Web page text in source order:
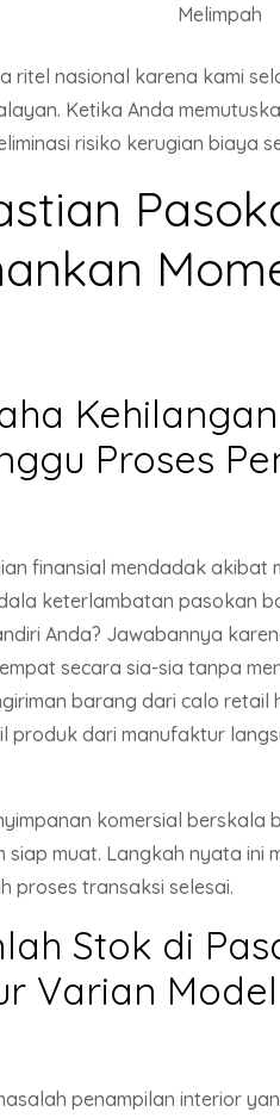
Melimpah
ritel nasional karena kami
Ketika Anda
risiko kerugian biaya
Proses
finansial mendadak
keterlambatan pasokan
Anda? Jawabannya
secara sia-sia tanpa
barang dari calo
produk dari manufaktur
komersial
muat. Langkah nyata ini
proses transaksi selesai.
Stok di
Varian
penampilan interior